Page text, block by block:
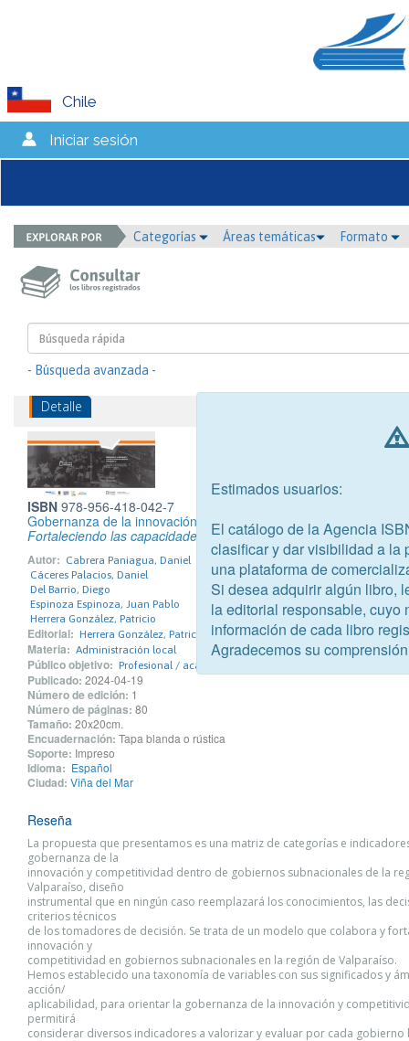
Chile
Iniciar sesión
Categorías Áreas temáticas Formato
- Búsqueda avanzada -
Detalle
ISBN 978-956-418-042-7
Gobernanza de la innovación y la competitividad en gobiernos
Fortaleciendo las capacidades de gestión y autonomía bajo una
Autor: Cabrera Paniagua, Daniel
Cáceres Palacios, Daniel
Del Barrio, Diego
Espinoza Espinoza, Juan Pablo
Herrera González, Patricio
Editorial: Herrera González, Patricio
Materia: Administración local
Público objetivo: Profesional / académico
Publicado: 2024-04-19
Número de edición: 1
Número de páginas: 80
Tamaño: 20x20cm.
Encuadernación: Tapa blanda o rústica
Soporte: Impreso
Idioma: Español
Ciudad: Viña del Mar
Reseña
La propuesta que presentamos es una matriz de categorías e
gobernanza de la
innovación y competitividad dentro de gobiernos subnacionales de la
Valparaíso, diseño
instrumental que en ningún caso reemplazará los conocimientos, las
criterios técnicos
de los tomadores de decisión. Se trata de un modelo que colabora y
innovación y
competitividad en gobiernos subnacionales en la región de Valparaíso.
Hemos establecido una taxonomía de variables con sus significados y
acción/
aplicabilidad, para orientar la gobernanza de la innovación y
permitirá
considerar diversos indicadores a valorizar y evaluar por cada gobierno
Estimados usuarios:
El catálogo de la Agencia
clasificar y dar visibilidad a la
una plataforma de
Si desea adquirir algún libro,
la editorial responsable, cuyo
información de cada libro
Agradecemos su